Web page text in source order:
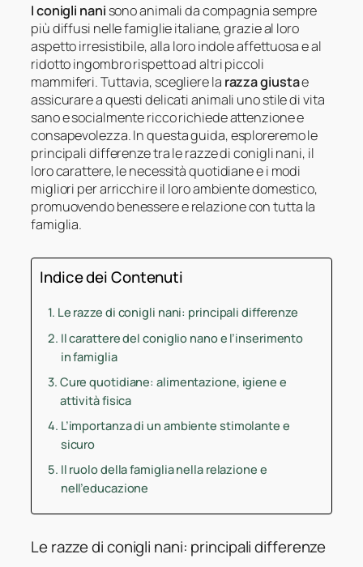
I conigli nani sono animali da compagnia sempre
più diffusi nelle famiglie italiane, grazie al loro
aspetto irresistibile, alla loro indole affettuosa e al
ridotto ingombro rispetto ad altri piccoli
mammiferi. Tuttavia, scegliere la razza giustae
assicurare a questi delicati animali uno stile di vita
sano e socialmente ricco richiede attenzione e
consapevolezza. In questa guida, esploreremo le
principali differenze tra le razze di conigli nani, il
loro carattere, le necessità quotidiane e i modi
migliori per arricchire il loro ambiente domestico,
promuovendo benessere e relazione con tutta la
famiglia.
Indice dei Contenuti
Le razze di conigli nani: principali differenze
Il carattere del coniglio nano e l’inserimento
in famiglia
Cure quotidiane: alimentazione, igiene e
attività fisica
L’importanza di un ambiente stimolante e
sicuro
Il ruolo della famiglia nella relazione e
nell’educazione
Le razze di conigli nani: principali differenze